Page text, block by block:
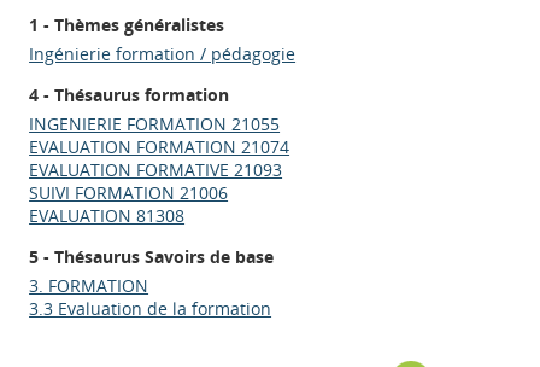
1 - Thèmes généralistes
Ingénierie formation / pédagogie
4 - Thésaurus formation
INGENIERIE FORMATION 21055
EVALUATION FORMATION 21074
EVALUATION FORMATIVE 21093
SUIVI FORMATION 21006
EVALUATION 81308
5 - Thésaurus Savoirs de base
3. FORMATION
3.3 Evaluation de la formation